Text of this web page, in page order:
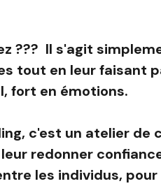
??? Il s'agit
tout en leur faisant
fort en émotions.
c'est un atelier de
redonner
les individus,